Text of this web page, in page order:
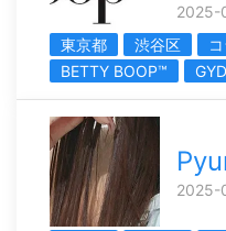
2025-
東京都
渋谷区
BETTY BOOP™
2025-